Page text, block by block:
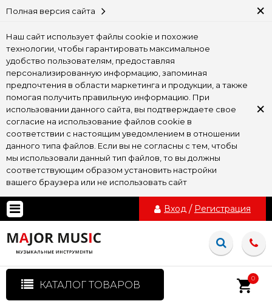
Полная версия сайта ×
Наш сайт использует файлы cookie и похожие
технологии, чтобы гарантировать максимальное
удобство пользователям, предоставляя
персонализированную информацию, запоминая
предпочтения в области маркетинга и продукции, а также
помогая получить правильную информацию. При
использовании данного сайта, вы подтверждаете свое
согласие на использование файлов cookie в
соответствии с настоящим уведомлением в отношении
данного типа файлов. Если вы не согласны с тем, чтобы
мы использовали данный тип файлов, то вы должны
соответствующим образом установить настройки
вашего браузера или не использовать сайт
×
Вход / Регистрация
КАТАЛОГ ТОВАРОВ
0